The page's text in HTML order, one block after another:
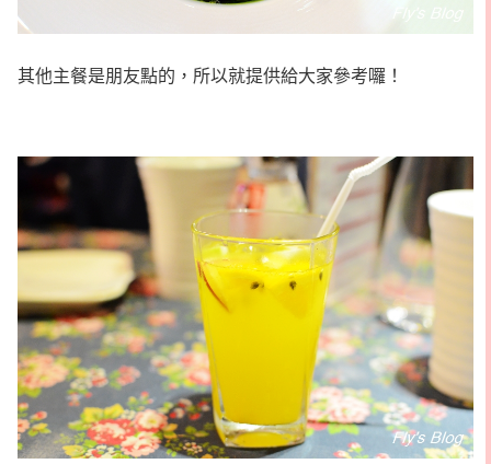
其他主餐是朋友點的，所以就提供給大家參考囉！